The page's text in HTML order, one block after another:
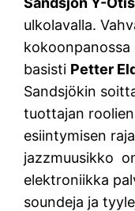
ulkolavalla.
kokoonpanossa
basisti Petter
Sandsjökin
tuottajan
esiintymisen
jazzmuusikko
elektroniikka
soundeja ja